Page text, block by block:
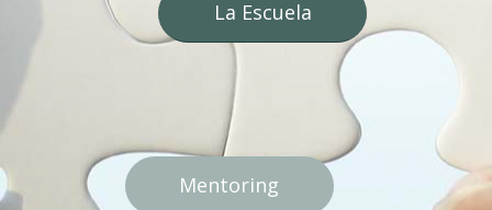
La Escuela
Mentoring